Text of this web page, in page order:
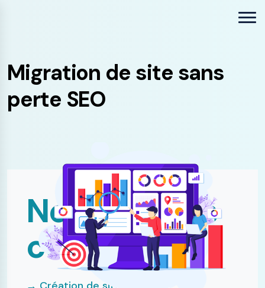
Migration de site sans
perte SEO
Nos services
connexes